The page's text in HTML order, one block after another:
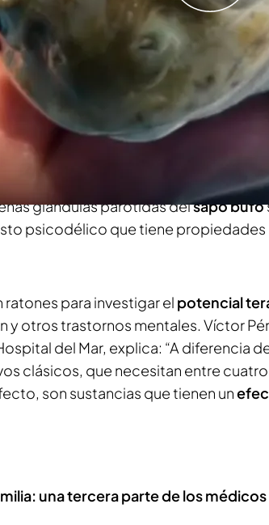
de Nueva York asegura que la
podría estar en un sapo.
en Noticias Cuatro
, concretamente
segrega, un antídoto frente a la
glándulas parótidas delsapo bufo
psicodélico que tiene propiedades
ratones para investigar el potencial
y otros trastornos mentales. Víctor
del Mar, explica: “A diferencia
clásicos, que necesitan entre
son sustancias que tienen un
una tercera parte de los